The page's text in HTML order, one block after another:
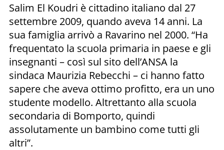
Salim El Koudri è cittadino italiano dal 27
settembre 2009, quando aveva 14 anni. La
sua famiglia arrivò a Ravarino nel 2000. “Ha
frequentato la scuola primaria in paese e gli
insegnanti – così sul sito dell’ANSA la
sindaca Maurizia Rebecchi – ci hanno fatto
sapere che aveva ottimo profitto, era un uno
studente modello. Altrettanto alla scuola
secondaria di Bomporto, quindi
assolutamente un bambino come tutti gli
altri”.